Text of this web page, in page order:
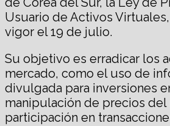
Usuario de Activos
vigor el 19 de julio.
Su objetivo es erradicar los
mercado, como el uso de
divulgada para inversiones
manipulación de precios del
participación en